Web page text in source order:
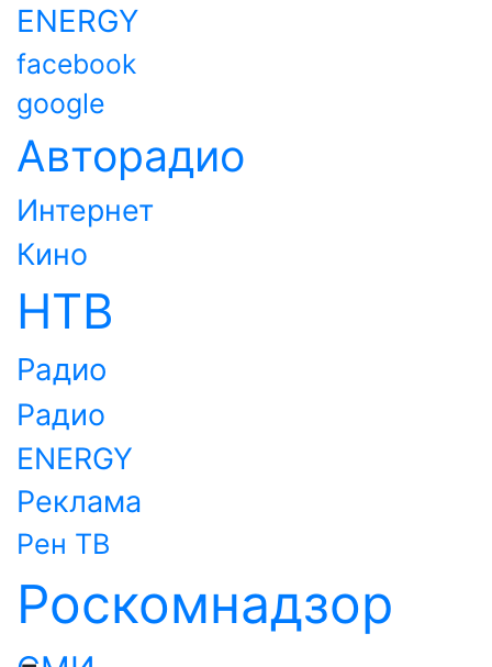
ENERGY
facebook
google
Авторадио
Интернет
Кино
НТВ
Радио
Радио
ENERGY
Реклама
Рен ТВ
Роскомнадзор